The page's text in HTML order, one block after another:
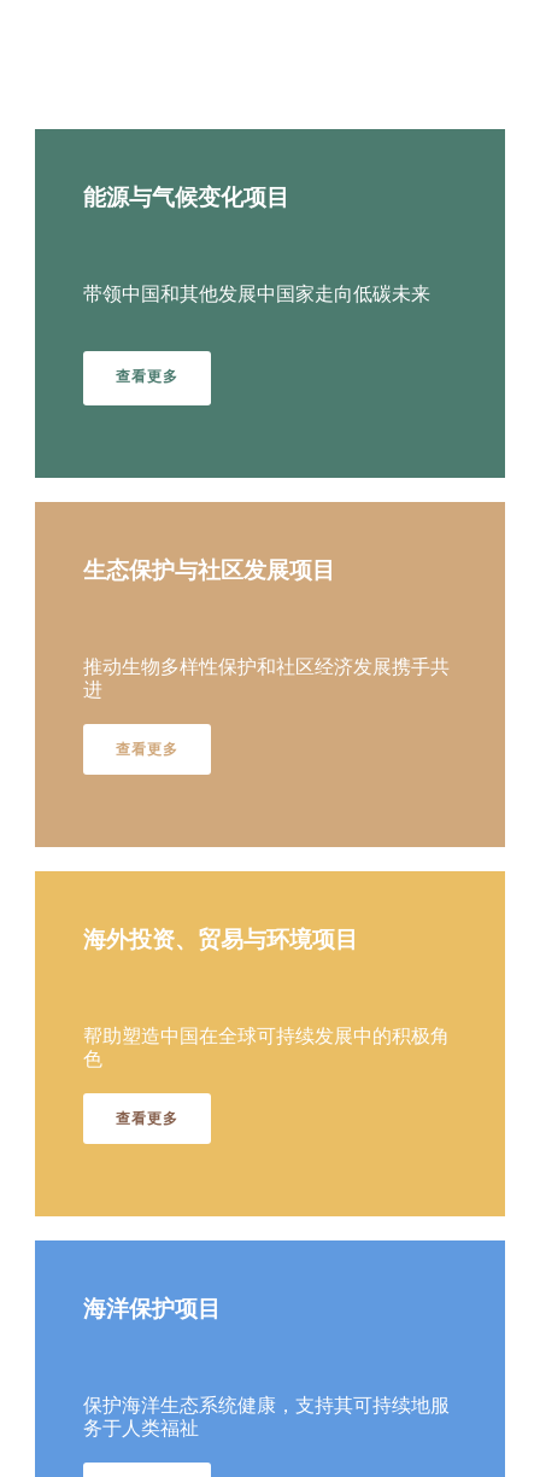
能源与气候变化项目
带领中国和其他发展中国家走向低碳未来
查看更多
生态保护与社区发展项目
推动生物多样性保护和社区经济发展携手共
进
查看更多
海外投资、贸易与环境项目
帮助塑造中国在全球可持续发展中的积极角
色
查看更多
海洋保护项目
保护海洋生态系统健康，支持其可持续地服
务于人类福祉